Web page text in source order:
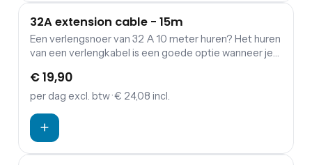
32A extension cable - 15m
Een verlengsnoer van 32 A 10 meter huren? Het huren
van een verlengkabel is een goede optie wanneer je
aggregaten.
€ 19,90
per dag excl. btw· € 24,08 incl.